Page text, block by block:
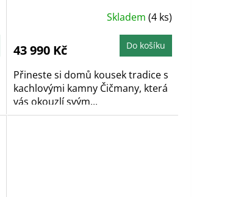
5,0
z
hvězdiček.
Skladem (4 ks)
43 990 Kč Do košíku
Přineste si domů kousek tradice s
kachlovými kamny Čičmany, která
vás okouzlí svým...